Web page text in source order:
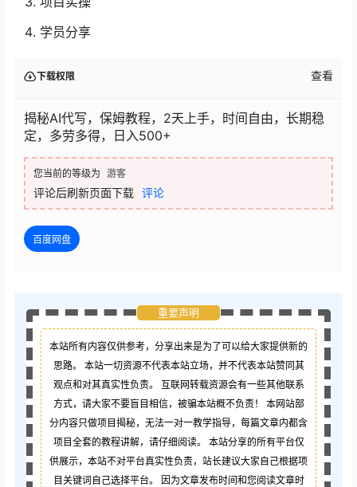
学员分享
下载权限 查看
揭秘AI代写，保姆教程，2天上手，时间自由，长期稳
定，多劳多得，日入500+
您当前的等级为 游客
评论后刷新页面下载 评论
百度网盘
重要声明
本站所有内容仅供参考，分享出来是为了可以给大家提供新的
思路。 本站一切资源不代表本站立场，并不代表本站赞同其
观点和对其真实性负责。 互联网转载资源会有一些其他联系
方式，请大家不要盲目相信，被骗本站概不负责！ 本网站部
分内容只做项目揭秘，无法一对一教学指导，每篇文章内都含
项目全套的教程讲解，请仔细阅读。 本站分享的所有平台仅
供展示，本站不对平台真实性负责，站长建议大家自己根据项
目关键词自己选择平台。 因为文章发布时间和您阅读文章时